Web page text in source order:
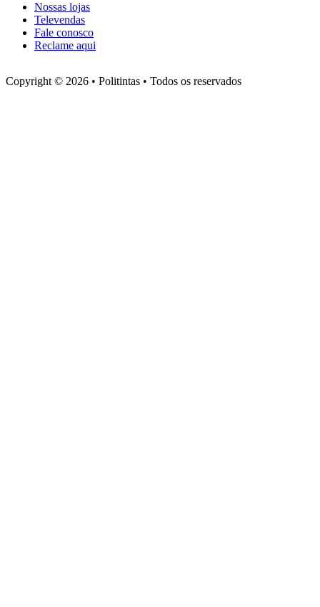
Nossas lojas
Televendas
Fale conosco
Reclame aqui
Copyright © 2026 • Politintas • Todos os reservados